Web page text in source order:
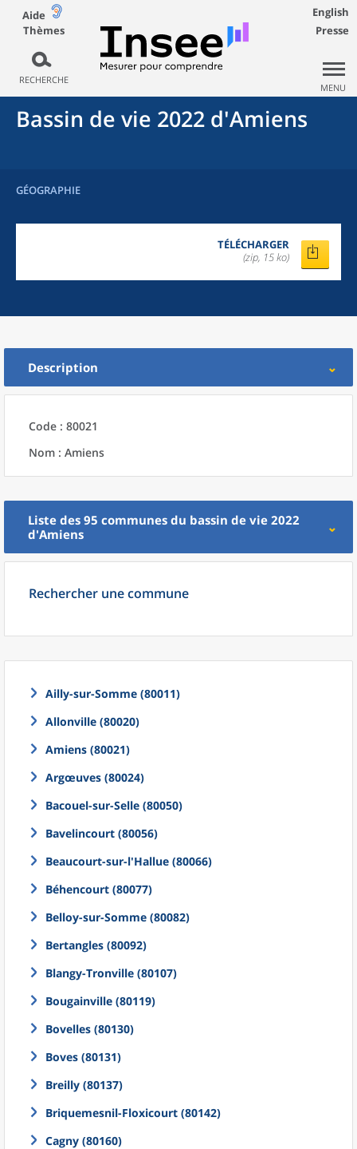
Aide
Thèmes
RECHERCHE
English
Presse
MENU
Bassin de vie 2022 d'Amiens
GÉOGRAPHIE
TÉLÉCHARGER
(zip, 15 ko)
Description
Code : 80021
Nom : Amiens
Liste des 95 communes du bassin de vie 2022
d'Amiens
Rechercher une commune
Ailly-sur-Somme (80011)
Allonville (80020)
Amiens (80021)
Argœuves (80024)
Bacouel-sur-Selle (80050)
Bavelincourt (80056)
Beaucourt-sur-l'Hallue (80066)
Béhencourt (80077)
Belloy-sur-Somme (80082)
Bertangles (80092)
Blangy-Tronville (80107)
Bougainville (80119)
Bovelles (80130)
Boves (80131)
Breilly (80137)
Briquemesnil-Floxicourt (80142)
Cagny (80160)